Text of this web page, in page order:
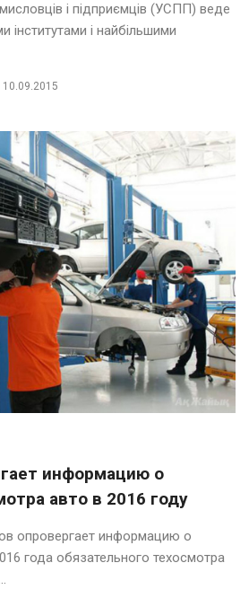
і підприємців (УСПП) веде
інститутами і найбільшими
10.09.2015
информацию о
авто в 2016 году
опровергает информацию о
года обязательного техосмотра